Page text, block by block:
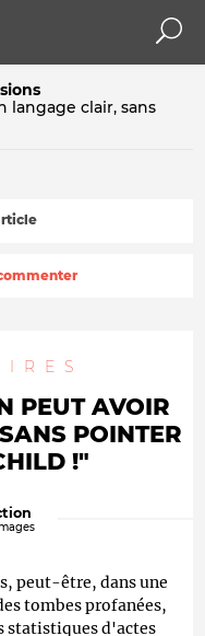
langage clair, sans
PEUT AVOIR
POINTER
!"
peut-être, dans une
tombes profanées,
statistiques d'actes